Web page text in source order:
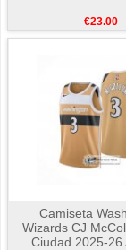
€23.00
Camiseta
Wizards CJ
Ciudad 2025-26